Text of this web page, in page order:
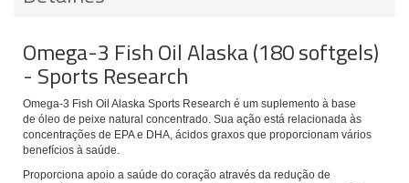
Omega-3 Fish Oil Alaska (180 softgels)
- Sports Research
Omega-3 Fish Oil Alaska Sports Research é um suplemento à base
de óleo de peixe natural concentrado. Sua ação está relacionada às
concentrações de EPA e DHA, ácidos graxos que proporcionam vários
benefícios à saúde.
Proporciona apoio a saúde do coração através da redução de